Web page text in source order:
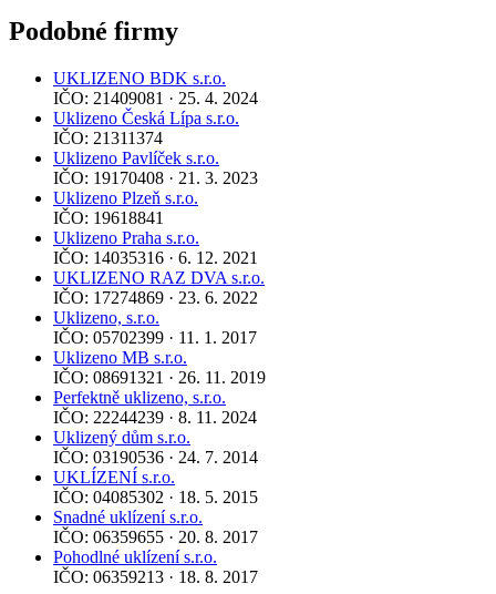
Podobné firmy
UKLIZENO BDK s.r.o.
IČO: 21409081 · 25. 4. 2024
Uklizeno Česká Lípa s.r.o.
IČO: 21311374
Uklizeno Pavlíček s.r.o.
IČO: 19170408 · 21. 3. 2023
Uklizeno Plzeň s.r.o.
IČO: 19618841
Uklizeno Praha s.r.o.
IČO: 14035316 · 6. 12. 2021
UKLIZENO RAZ DVA s.r.o.
IČO: 17274869 · 23. 6. 2022
Uklizeno, s.r.o.
IČO: 05702399 · 11. 1. 2017
Uklizeno MB s.r.o.
IČO: 08691321 · 26. 11. 2019
Perfektně uklizeno, s.r.o.
IČO: 22244239 · 8. 11. 2024
Uklizený dům s.r.o.
IČO: 03190536 · 24. 7. 2014
UKLÍZENÍ s.r.o.
IČO: 04085302 · 18. 5. 2015
Snadné uklízení s.r.o.
IČO: 06359655 · 20. 8. 2017
Pohodlné uklízení s.r.o.
IČO: 06359213 · 18. 8. 2017